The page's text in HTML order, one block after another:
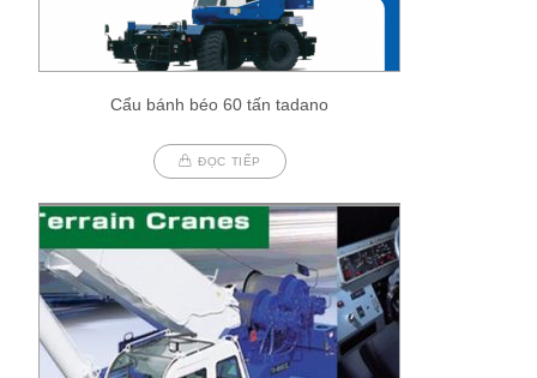
Cẩu bánh béo 60 tấn tadano
ĐỌC TIẾP